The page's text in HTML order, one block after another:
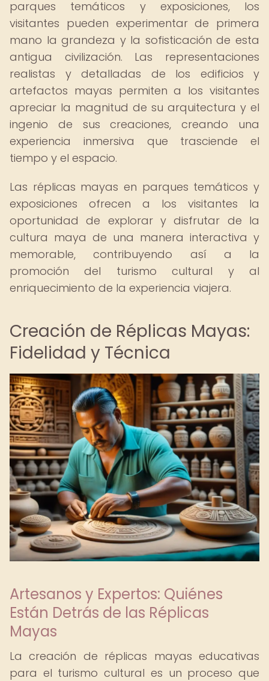
parques temáticos y exposiciones, los
visitantes pueden experimentar de primera
mano la grandeza y la sofisticación de esta
antigua civilización. Las representaciones
realistas y detalladas de los edificios y
artefactos mayas permiten a los visitantes
apreciar la magnitud de su arquitectura y el
ingenio de sus creaciones, creando una
experiencia inmersiva que trasciende el
tiempo y el espacio.
Las réplicas mayas en parques temáticos y
exposiciones ofrecen a los visitantes la
oportunidad de explorar y disfrutar de la
cultura maya de una manera interactiva y
memorable, contribuyendo así a la
promoción del turismo cultural y al
enriquecimiento de la experiencia viajera.
Creación de Réplicas Mayas:
Fidelidad y Técnica
Artesanos y Expertos: Quiénes
Están Detrás de las Réplicas
Mayas
La creación de réplicas mayas educativas
para el turismo cultural es un proceso que